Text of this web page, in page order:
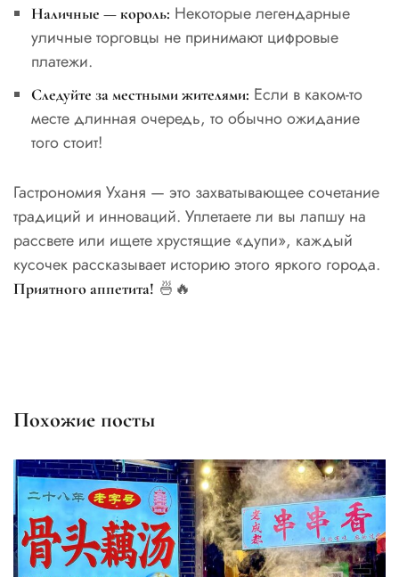
Наличные — король: Некоторые легендарные
уличные торговцы не принимают цифровые
платежи.
Следуйте за местными жителями: Если в каком-то
месте длинная очередь, то обычно ожидание
того стоит!
Гастрономия Уханя — это захватывающее сочетание
традиций и инноваций. Уплетаете ли вы лапшу на
рассвете или ищете хрустящие «дупи», каждый
кусочек рассказывает историю этого яркого города.
Приятного аппетита! 🍜🔥
Похожие посты